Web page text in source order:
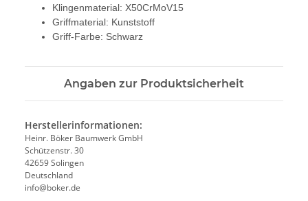
Klingenmaterial: X50CrMoV15
Griffmaterial: Kunststoff
Griff-Farbe: Schwarz
Angaben zur Produktsicherheit
Herstellerinformationen:
Heinr. Böker Baumwerk GmbH
Schützenstr. 30
42659 Solingen
Deutschland
info@boker.de